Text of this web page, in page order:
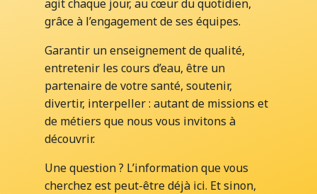
agit chaque jour, au cœur du quotidien,
grâce à l’engagement de ses équipes.
Garantir un enseignement de qualité,
entretenir les cours d’eau, être un
partenaire de votre santé, soutenir,
divertir, interpeller : autant de missions et
de métiers que nous vous invitons à
découvrir.
Une question ? L’information que vous
cherchez est peut-être déjà ici. Et sinon,